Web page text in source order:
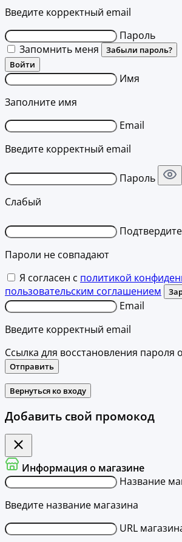
Введите корректный email
Пароль
Запомнить меня
Забыли пароль?
Войти
Имя
Заполните имя
Email
Введите корректный email
Пароль
Слабый
Пароли не совпадают
Я согласен с политикой
пользовательским соглашением
Email
Введите корректный email
Ссылка для восстановления пароля
Отправить
Вернуться ко входу
Добавить свой промокод
Информация о магазине
Название
Введите название магазина
URL